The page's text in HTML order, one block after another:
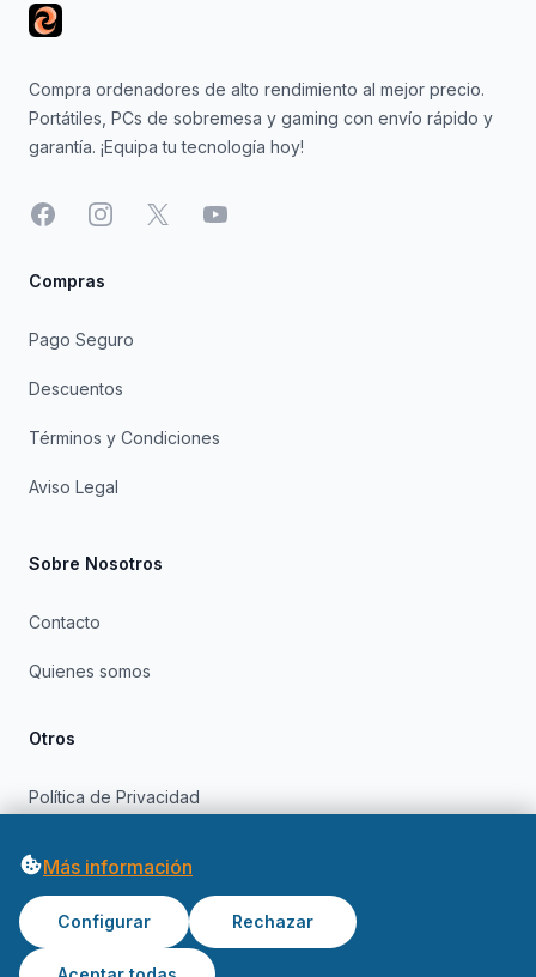
Compra ordenadores de alto rendimiento al mejor precio.
Portátiles, PCs de sobremesa y gaming con envío rápido y
garantía. ¡Equipa tu tecnología hoy!
FacebookInstagram
X YouTube
Compras
Pago Seguro
Descuentos
Términos y Condiciones
Aviso Legal
Sobre Nosotros
Contacto
Quienes somos
Otros
Política de Privacidad
Más información
Configurar Rechazar